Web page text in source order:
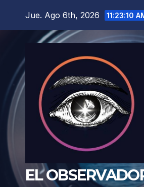
Jue. Ago 6th, 2026 11:23:11
EL